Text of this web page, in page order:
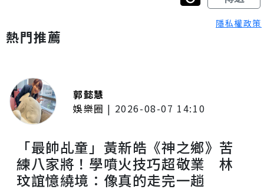
隱私權政策
熱門推薦
郭懿慧
娛樂圈 | 2026-08-07 14:10
「最帥乩童」黃新皓《神之鄉》苦
練八家將！學噴火技巧超敬業 林
玟誼憶繞境：像真的走完一趟